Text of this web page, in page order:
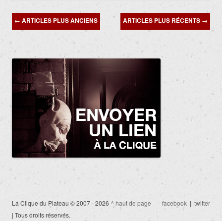
Navigation
des
← ARTICLES PLUS ANCIENS ARTICLES PLUS RÉCENTS →
La Clique du Plateau © 2007 - 2026
| Tous droits réservés.
^ haut de page facebook | twitter